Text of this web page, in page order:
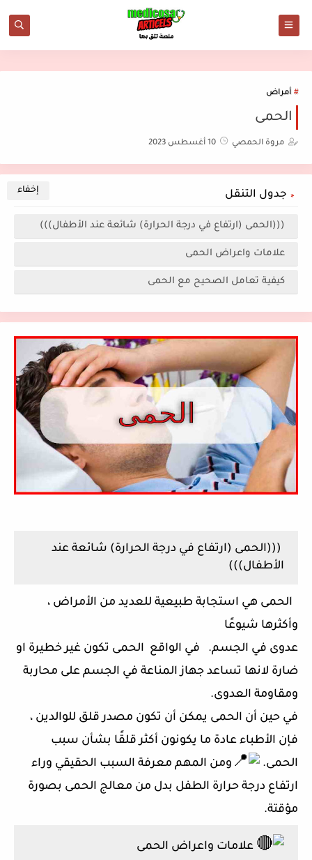
أمراض
الحمى
مروة الحمصي 10 أغسطس 2023
جدول التنقل
(((الحمى (ارتفاع في درجة الحرارة) شائعة عند الأطفال)))
علامات واعراض الحمى
كيفية تعامل الصحيح مع الحمى
(((الحمى (ارتفاع في درجة الحرارة) شائعة عند
الأطفال)))
الحمى هي استجابة طبيعية للعديد من الأمراض ،
وأكثرها شيوعًا
عدوى في الجسم. في الواقع الحمى تكون غير خطيرة او
ضارة لانها تساعد جهاز المناعة في الجسم على محاربة
ومقاومة العدوى.
في حين أن الحمى يمكن أن تكون مصدر قلق للوالدين ،
فإن الأطباء عادة ما يكونون أكثر قلقًا بشأن سبب
الحمى.
ومن المهم معرفة السبب الحقيقي وراء
ارتفاع درجة حرارة الطفل بدل من معالج الحمى بصورة
مؤقتة.
علامات واعراض الحمى